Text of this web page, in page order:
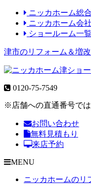
ニッカホーム総
ニッカホーム会
ショールーム一覧
津市のリフォーム＆増
0120-75-7549
※店舗への直通番号で
お問い合わせ
無料見積もり
来店予約
MENU
ニッカホームのリ